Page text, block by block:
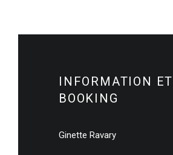
INFORMATION ET
BOOKING
Ginette Ravary